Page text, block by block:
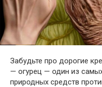
Забудьте про дорогие
— огурец — один из
природных средств